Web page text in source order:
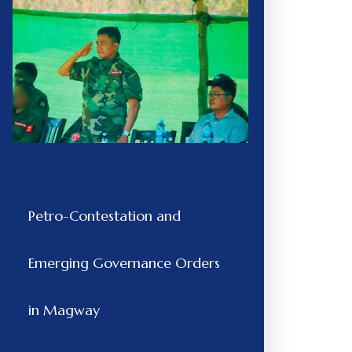
Petro-Contestation and
Emerging Governance Orders
in Magway